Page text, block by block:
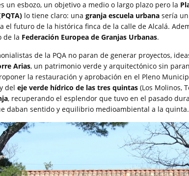
a
i
l
m
p
a
r
i
r
un esbozo, un objetivo a medio o largo plazo pero la
lo tiene claro: una granja escuela urbana sería
el futuro de la histórica finca de la calle de Alcalá.
de la Federación Europea de Granjas Urbanas.
de la PQA no paran de generar proyectos,
Arias, un patrimonio verde y arquitectónico sin
la restauración y aprobación en el Pleno
y del eje verde hídrico de las tres quintas (Los Molinos,
, recuperando el esplendor que tuvo en el pasado
daban sentido y equilibrio medioambiental a la quinta.